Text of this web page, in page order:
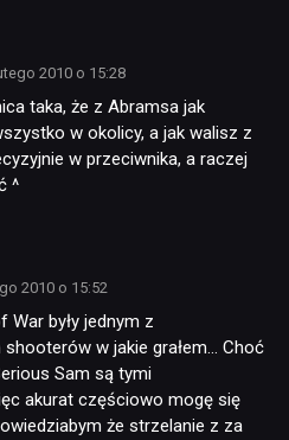
2010 o 15:28
taka, że z Abramsa jak
w okolicy, a jak walisz z
w przeciwnika, a raczej
^
2010 o 15:52
War były jednym z
w jakie grałem… Choć
Sam są tymi
akurat częściowo mogę się
że strzelanie z za